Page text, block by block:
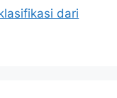
dari